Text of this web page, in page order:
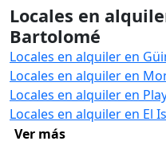
Locales en
Bartolomé
Locales en alquiler en
Locales en alquiler en
Locales en alquiler en
Locales en alquiler en El
Ver más